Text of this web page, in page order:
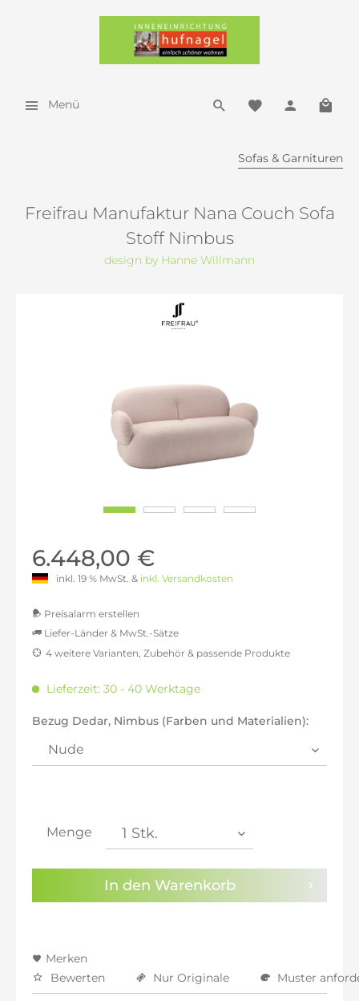
Menü
Sofas & Garnituren
Freifrau Manufaktur Nana Couch Sofa
Stoff Nimbus
design by Hanne Willmann
6.448,00 €
inkl. 19 % MwSt. & inkl. Versandkosten
Preisalarm erstellen
Liefer-Länder & MwSt.-Sätze
inkl. 16% MwSt.: 6.285,45 €
inkl. 21% MwSt.: 6.556,37 €
inkl. 21% MwSt.: 6.556,37 €
inkl. 21% MwSt.: 6.556,37 €
4 weitere Varianten, Zubehör & passende Produkte
Lieferzeit: 30 - 40 Werktage
Bezug Dedar, Nimbus (Farben und Materialien):
Menge
In den Warenkorb
Merken
Bewerten
Nur Originale Muster